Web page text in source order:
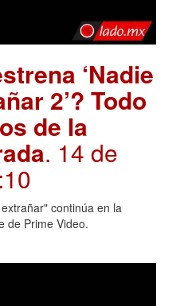
‘Nadie
2’? Todo
de la
. 14 de
continúa en la
de Prime Video.